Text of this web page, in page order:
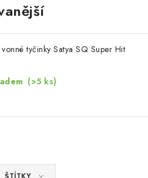
tyčinky Satya SQ Super Hit
(>5 ks)